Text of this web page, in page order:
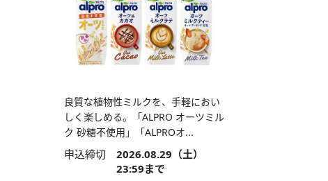
良質な植物性ミルクを、手軽におい
しく楽しめる。「ALPRO オーツミル
ク 砂糖不使用」「ALPROオ...
申込締切 2026.08.29（土）
23:59まで